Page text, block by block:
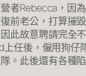
者Rebecca，因
前老公，打算摧
此故意聘請完全
任後，僱用狗仔
。此後還有各種